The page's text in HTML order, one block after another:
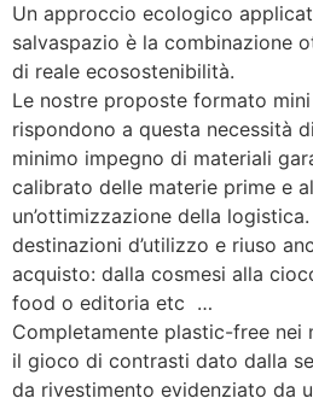
Un approccio ecologico
salvaspazio è la combinazione
di reale ecosostenibilità.
Le nostre proposte formato
rispondono a questa necessità
minimo impegno di materiali
calibrato delle materie prime e
un’ottimizzazione della
destinazioni d’utilizzo e riuso
acquisto: dalla cosmesi alla
food o editoria etc  …
Completamente plastic-free nei
il gioco di contrasti dato dalla
da rivestimento evidenziato da